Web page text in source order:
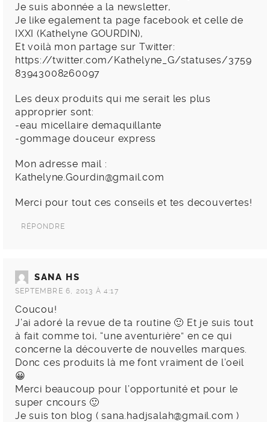
Je suis abonnée a la newsletter,
Je like egalement ta page facebook et celle de
IXXI (Kathelyne GOURDIN),
Et voilà mon partage sur Twitter:
https://twitter.com/Kathelyne_G/statuses/3759
83943008260097
Les deux produits qui me serait les plus
approprier sont:
-eau micellaire demaquillante
-gommage douceur express
Mon adresse mail :
Kathelyne.Gourdin@gmail.com
Merci pour tout ces conseils et tes decouvertes!
RÉPONDRE
SANA HS
SEPTEMBRE 6, 2013 À 4:17
Coucou!
J’ai adoré la revue de ta routine 🙂 Et je suis tout
à fait comme toi, “une aventurière” en ce qui
concerne la découverte de nouvelles marques.
Donc ces produits là me font vraiment de l’oeil
😀
Merci beaucoup pour l’opportunité et pour le
super cncours 🙂
Je suis ton blog (sana.hadjsalah@gmail.com )